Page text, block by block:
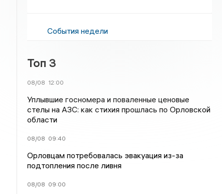
События недели
Топ 3
08/08 12:00
Уплывшие госномера и поваленные ценовые
стелы на АЗС: как стихия прошлась по Орловской
области
08/08 09:40
Орловцам потребовалась эвакуация из-за
подтопления после ливня
08/08 09:00